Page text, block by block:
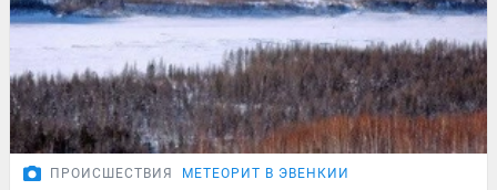
ПРОИСШЕСТВИЯ МЕТЕОРИТ В ЭВЕНКИИ